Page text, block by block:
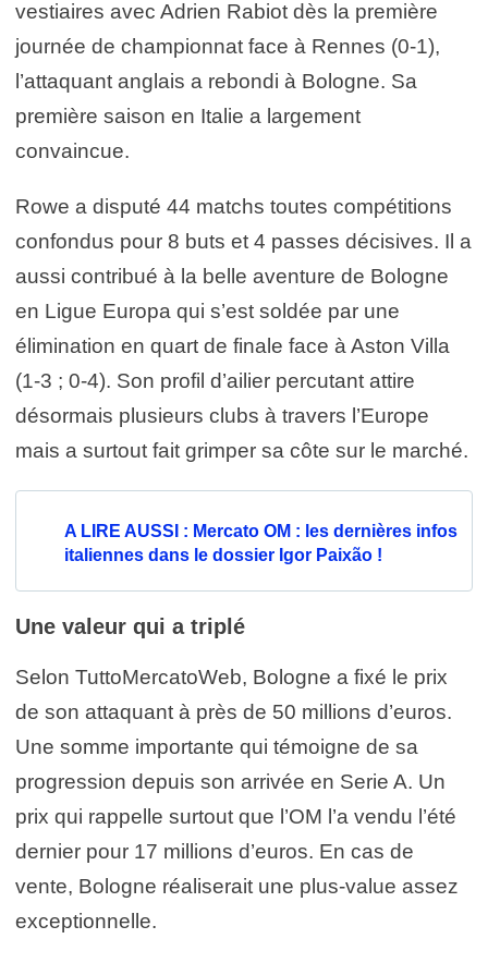
vestiaires avec Adrien Rabiot dès la première
journée de championnat face à Rennes (0-1),
l’attaquant anglais a rebondi à Bologne. Sa
première saison en Italie a largement
convaincue.
Rowe a disputé 44 matchs toutes compétitions
confondus pour 8 buts et 4 passes décisives. Il a
aussi contribué à la belle aventure de Bologne
en Ligue Europa qui s’est soldée par une
élimination en quart de finale face à Aston Villa
(1-3 ; 0-4). Son profil d’ailier percutant attire
désormais plusieurs clubs à travers l’Europe
mais a surtout fait grimper sa côte sur le marché.
A LIRE AUSSI : Mercato OM : les dernières infos
italiennes dans le dossier Igor Paixão !
Une valeur qui a triplé
Selon TuttoMercatoWeb, Bologne a fixé le prix
de son attaquant à près de 50 millions d’euros.
Une somme importante qui témoigne de sa
progression depuis son arrivée en Serie A. Un
prix qui rappelle surtout que l’OM l’a vendu l’été
dernier pour 17 millions d’euros. En cas de
vente, Bologne réaliserait une plus-value assez
exceptionnelle.